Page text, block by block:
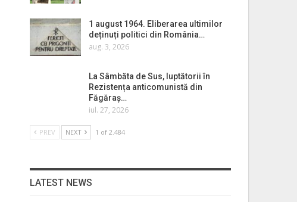
1 august 1964. Eliberarea ultimilor
deținuți politici din România…
aug. 3, 2026
La Sâmbăta de Sus, luptătorii în
Rezistența anticomunistă din
Făgăraș…
iul. 27, 2026
PREV NEXT 1 of 2.484
LATEST NEWS